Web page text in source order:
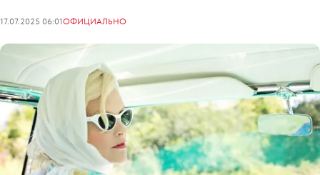
17.07.2025 06:01ОФИЦИАЛЬНО